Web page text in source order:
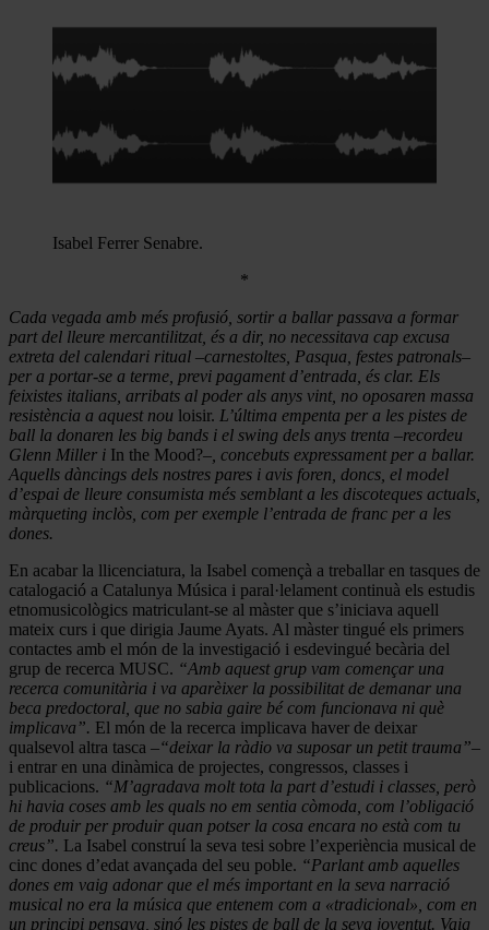
Isabel Ferrer Senabre.
*
Cada vegada amb més profusió, sortir a ballar passava a formar
part del lleure mercantilitzat, és a dir, no necessitava cap excusa
extreta del calendari ritual –carnestoltes, Pasqua, festes patronals–
per a portar-se a terme, previ pagament d’entrada, és clar. Els
feixistes italians, arribats al poder als anys vint, no oposaren massa
resistència a aquest nou loisir. L’última empenta per a les pistes de
ball la donaren les big bands i el swing dels anys trenta –recordeu
Glenn Miller i In the Mood?–, concebuts expressament per a ballar.
Aquells dàncings dels nostres pares i avis foren, doncs, el model
d’espai de lleure consumista més semblant a les discoteques actuals,
màrqueting inclòs, com per exemple l’entrada de franc per a les
dones.
En acabar la llicenciatura, la Isabel començà a treballar en tasques de
catalogació a Catalunya Música i paral·lelament continuà els estudis
etnomusicològics matriculant-se al màster que s’iniciava aquell
mateix curs i que dirigia Jaume Ayats. Al màster tingué els primers
contactes amb el món de la investigació i esdevingué becària del
grup de recerca MUSC. “Amb aquest grup vam començar una
recerca comunitària i va aparèixer la possibilitat de demanar una
beca predoctoral, que no sabia gaire bé com funcionava ni què
implicava”. El món de la recerca implicava haver de deixar
qualsevol altra tasca –“deixar la ràdio va suposar un petit trauma”–
i entrar en una dinàmica de projectes, congressos, classes i
publicacions. “M’agradava molt tota la part d’estudi i classes, però
hi havia coses amb les quals no em sentia còmoda, com l’obligació
de produir per produir quan potser la cosa encara no està com tu
creus”. La Isabel construí la seva tesi sobre l’experiència musical de
cinc dones d’edat avançada del seu poble. “Parlant amb aquelles
dones em vaig adonar que el més important en la seva narració
musical no era la música que entenem com a «tradicional», com en
un principi pensava, sinó les pistes de ball de la seva joventut. Vaig